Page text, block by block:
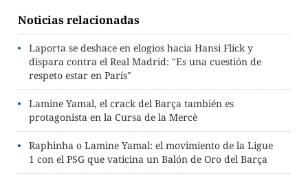
Noticias relacionadas
Laporta se deshace en elogios hacia Hansi Flick y
dispara contra el Real Madrid: "Es una cuestión de
respeto estar en París"
Lamine Yamal, el crack del Barça también es
protagonista en la Cursa de la Mercè
Raphinha o Lamine Yamal: el movimiento de la Ligue
1 con el PSG que vaticina un Balón de Oro del Barça